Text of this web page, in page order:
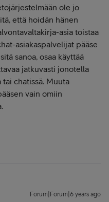
ole jo
että hoidän hänen
asia toistaa
asiakaspalvelijat pääse
sanoa, osaa käyttää
jatkuvasti jonotella
chatissä. Muuta
vain omiin
Forum|Forum|6 years ago